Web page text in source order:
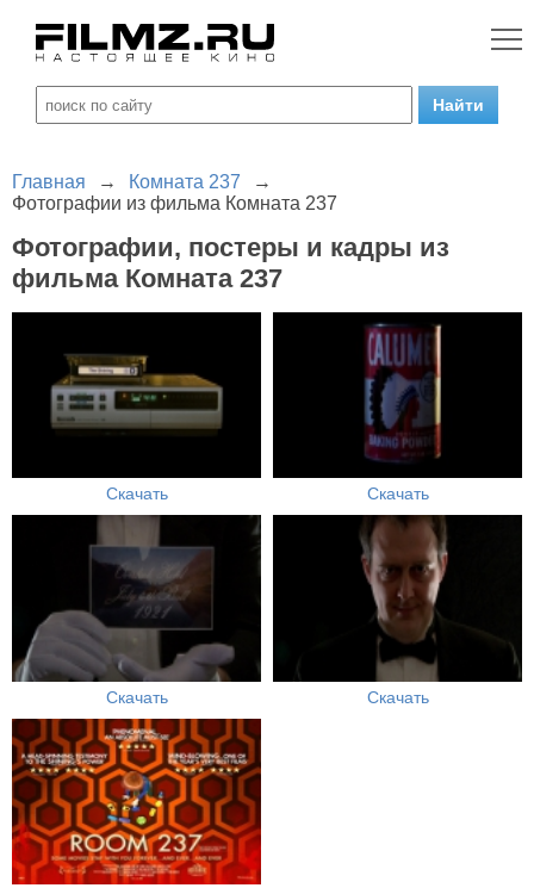
Главная → Комната 237
→
Фотографии из фильма Комната 237
Фотографии, постеры и кадры из
фильма Комната 237
Скачать Скачать
Скачать Скачать